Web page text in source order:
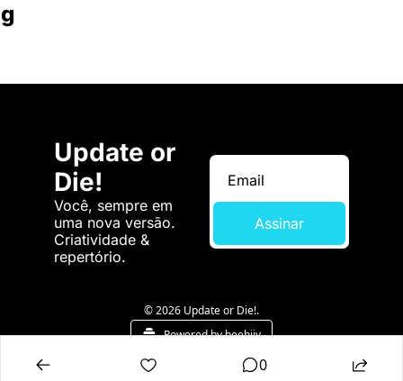
Update or
Die!
Você, sempre em
uma nova versão.
Criatividade &
repertório.
Assinar
© 2026 Update or Die!.
Powered by beehiiv
0